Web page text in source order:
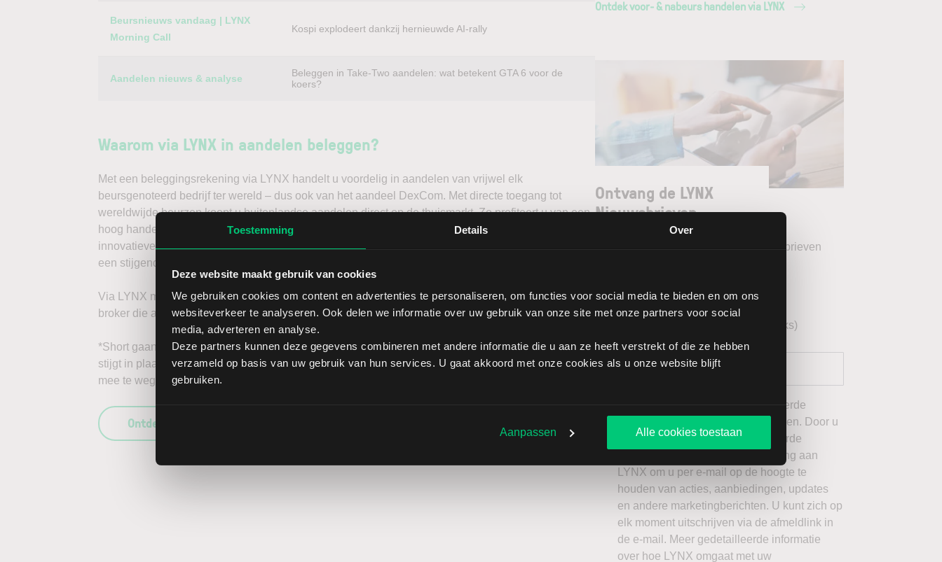
Toestemming Details Over
Deze website maakt gebruik van cookies
We gebruiken cookies om content en advertenties te personaliseren, om functies voor social media te bieden en om ons
websiteverkeer te analyseren. Ook delen we informatie over uw gebruik van onze site met onze partners voor social
media, adverteren en analyse.
Deze partners kunnen deze gegevens combineren met andere informatie die u aan ze heeft verstrekt of die ze hebben
verzameld op basis van uw gebruik van hun services. U gaat akkoord met onze cookies als u onze website blijft
gebruiken.
Aanpassen Alle cookies toestaan
Beursnieuws vandaag | LYNX
Morning Call
Kospi explodeert dankzij hernieuwde AI-rally
Aandelen nieuws & analyse
Beleggen in Take-Two aandelen: wat betekent GTA 6 voor de
koers?
Waarom via LYNX in aandelen beleggen?
Met een beleggingsrekening via LYNX handelt u voordelig in aandelen van vrijwel elk
beursgenoteerd bedrijf ter wereld – dus ook van het aandeel DexCom. Met directe toegang tot
wereldwijde beurzen koopt u buitenlandse aandelen direct op de thuismarkt. Zo profiteert u van een
hoog handelsvolume en een lage spread. Handelen doet u daarnaast via een stabiel platform met
innovatieve trading tools, waarmee u direct gedegen analyses kunt maken. Belegt u met het oog op
een stijgende koers door long te gaan, of verwacht u een dalende koers en gaat u short*?
Via LYNX maakt u de volgende stap in beleggen. Ontdek alle voordelen van beleggen via een
broker die aandelenbeleggers serieus neemt.
*Short gaan in bijvoorbeeld het aandeel DexCom brengt extra risico’s met zich mee: als de koers
stijgt in plaats van daalt, kunnen de verliezen onbeperkt oplopen. Het is belangrijk om deze risico’s
mee te wegen in uw beleggingsbeslissing en enkel te beleggen met kapitaal dat u kunt missen.
Ontdek wat LYNX uniek maakt als broker
Ontdek voor- & nabeurs handelen via LYNX
Ontvang de LYNX
Nieuwsbrieven
Selecteer uw gewenste LYNX Nieuwsbrieven
LYNX Morning Call (dagelijks)
Technische analyse AEX (wekelijks)
Ik wil graag de door mij geselecteerde
nieuwsbrieven van LYNX ontvangen. Door u
aan te melden voor de geselecteerde
nieuwsbrieven, geeft u toestemming aan
LYNX om u per e-mail op de hoogte te
houden van acties, aanbiedingen, updates
en andere marketingberichten. U kunt zich op
elk moment uitschrijven via de afmeldlink in
de e-mail. Meer gedetailleerde informatie
over hoe LYNX omgaat met uw